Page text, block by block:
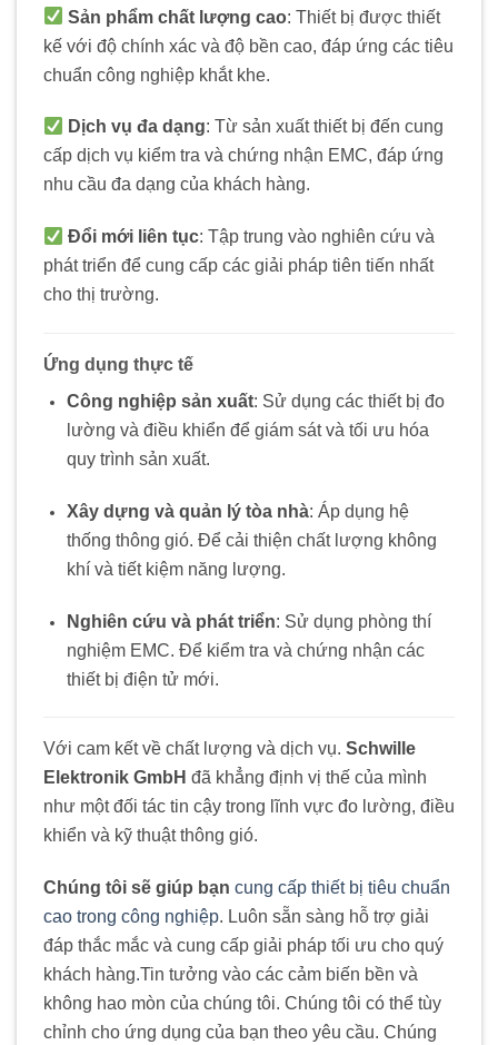
Sản phẩm chất lượng cao: Thiết bị được thiết
kế với độ chính xác và độ bền cao, đáp ứng các tiêu
chuẩn công nghiệp khắt khe.
Dịch vụ đa dạng: Từ sản xuất thiết bị đến cung
cấp dịch vụ kiểm tra và chứng nhận EMC, đáp ứng
nhu cầu đa dạng của khách hàng.
Đổi mới liên tục: Tập trung vào nghiên cứu và
phát triển để cung cấp các giải pháp tiên tiến nhất
cho thị trường.
Ứng dụng thực tế
Công nghiệp sản xuất: Sử dụng các thiết bị đo
lường và điều khiển để giám sát và tối ưu hóa
quy trình sản xuất.
Xây dựng và quản lý tòa nhà: Áp dụng hệ
thống thông gió. Để cải thiện chất lượng không
khí và tiết kiệm năng lượng.
Nghiên cứu và phát triển: Sử dụng phòng thí
nghiệm EMC. Để kiểm tra và chứng nhận các
thiết bị điện tử mới.
Với cam kết về chất lượng và dịch vụ. Schwille
Elektronik GmbH đã khẳng định vị thế của mình
như một đối tác tin cậy trong lĩnh vực đo lường, điều
khiển và kỹ thuật thông gió.
Chúng tôi sẽ giúp bạn cung cấp thiết bị tiêu chuẩn
cao trong công nghiệp. Luôn sẵn sàng hỗ trợ giải
đáp thắc mắc và cung cấp giải pháp tối ưu cho quý
khách hàng.Tin tưởng vào các cảm biến bền và
không hao mòn của chúng tôi. Chúng tôi có thể tùy
chỉnh cho ứng dụng của bạn theo yêu cầu. Chúng